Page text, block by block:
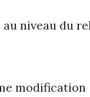
niveau du
modification